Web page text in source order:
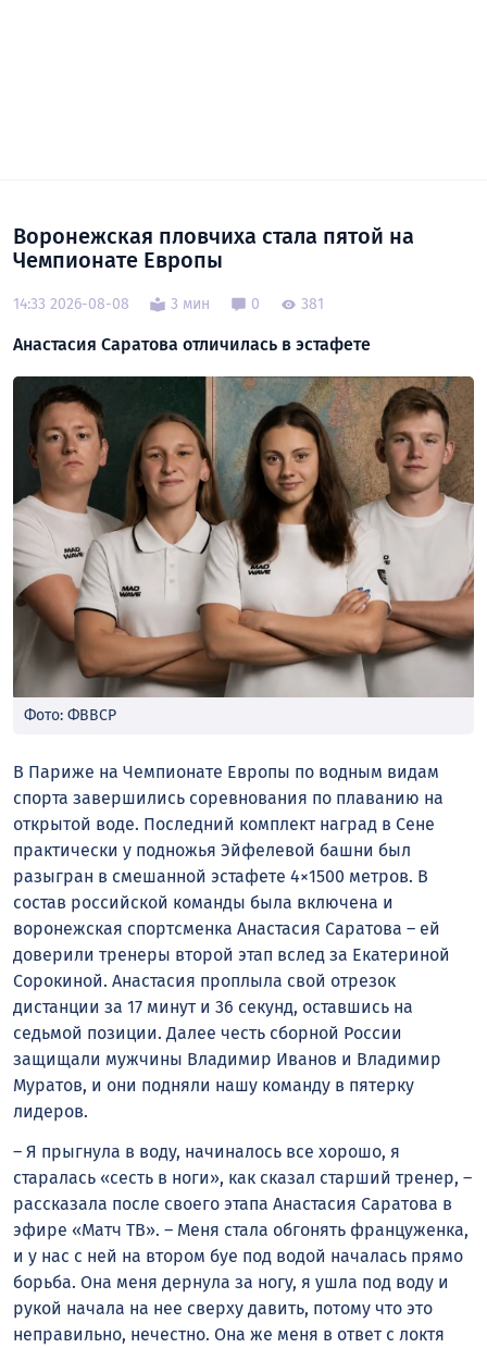
Воронежская пловчиха стала пятой на
Чемпионате Европы
14:33 2026-08-08 3 мин 0 381
Анастасия Саратова отличилась в эстафете
Фото: ФВВСР
В Париже на Чемпионате Европы по водным видам
спорта завершились соревнования по плаванию на
открытой воде. Последний комплект наград в Сене
практически у подножья Эйфелевой башни был
разыгран в смешанной эстафете 4×1500 метров. В
состав российской команды была включена и
воронежская спортсменка Анастасия Саратова – ей
доверили тренеры второй этап вслед за Екатериной
Сорокиной. Анастасия проплыла свой отрезок
дистанции за 17 минут и 36 секунд, оставшись на
седьмой позиции. Далее честь сборной России
защищали мужчины Владимир Иванов и Владимир
Муратов, и они подняли нашу команду в пятерку
лидеров.
– Я прыгнула в воду, начиналось все хорошо, я
старалась «сесть в ноги», как сказал старший тренер, –
рассказала после своего этапа Анастасия Саратова в
эфире «Матч ТВ». – Меня стала обгонять француженка,
и у нас с ней на втором буе под водой началась прямо
борьба. Она меня дернула за ногу, я ушла под воду и
рукой начала на нее сверху давить, потому что это
неправильно, нечестно. Она же меня в ответ с локтя